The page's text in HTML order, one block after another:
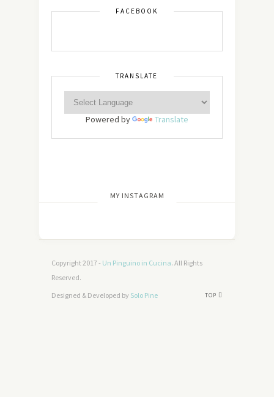
FACEBOOK
TRANSLATE
Powered by Translate
MY INSTAGRAM
[wdi_feed id=”2″]
Copyright 2017 - Un Pinguino in Cucina. All Rights
Reserved.
TOP
Designed & Developed by Solo Pine